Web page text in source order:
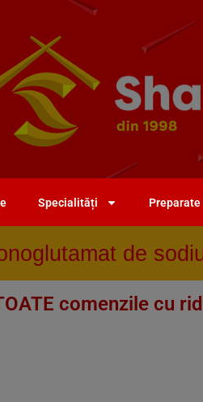
Specialități
de
comenzile cu